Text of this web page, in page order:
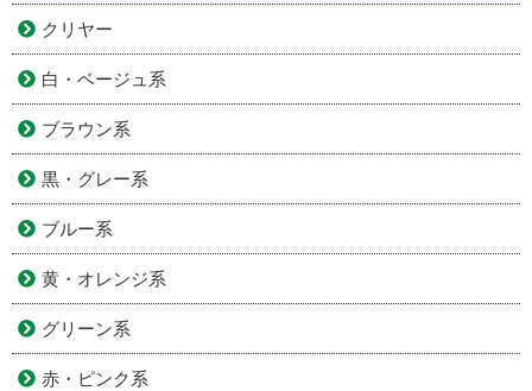
クリヤー
白・ベージュ系
ブラウン系
黒・グレー系
ブルー系
黄・オレンジ系
グリーン系
赤・ピンク系